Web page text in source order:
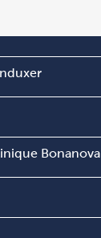
Bonanova